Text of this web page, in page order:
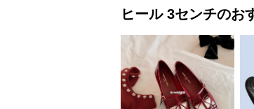
ヒール 3センチのお